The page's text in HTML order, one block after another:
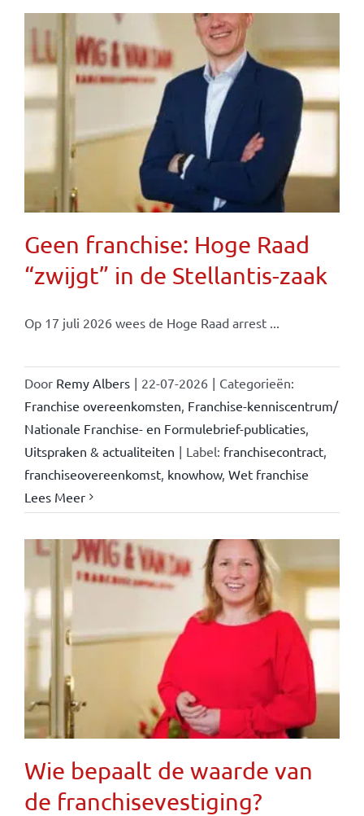
Geen franchise: Hoge Raad
“zwijgt” in de Stellantis-zaak
Op 17 juli 2026 wees de Hoge Raad arrest ...
Door Remy Albers | 22-07-2026 | Categorieën:
Franchise overeenkomsten Franchise-kenniscentrum/
Nationale Franchise- en Formulebrief-publicaties,
Uitspraken & actualiteiten | Label: franchisecontract,
franchiseovereenkomst, knowhow, Wet franchise
Lees Meer
Wie bepaalt de waarde van
de franchisevestiging?